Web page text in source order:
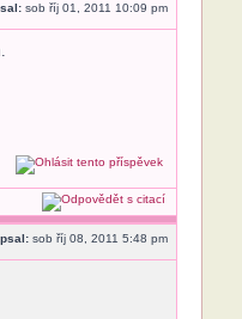
sob říj 01, 2011 10:09 pm
sob říj 08, 2011 5:48 pm